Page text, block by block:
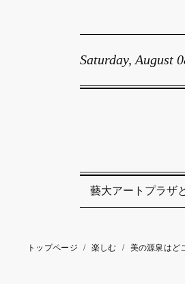
Saturday, August
藝大アートプラザ
トップページ / 楽しむ / 美の源泉はど